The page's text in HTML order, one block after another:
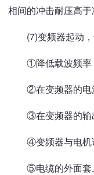
相间的冲击耐压高于
(7)变频器起动，
①降低载波频率，
②在变频器的电源
③在变频器的输出
④变频器与电机请
⑤电缆的外面套上